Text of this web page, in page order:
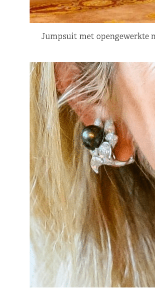
Jumpsuit met opengewerkte